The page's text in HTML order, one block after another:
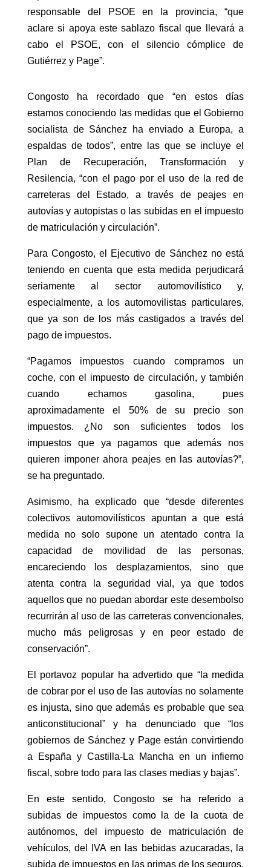
responsable del PSOE en la provincia, “que
aclare si apoya este sablazo fiscal que llevará a
cabo el PSOE, con el silencio cómplice de
Gutiérrez y Page”.
Congosto ha recordado que “en estos días
estamos conociendo las medidas que el Gobierno
socialista de Sánchez ha enviado a Europa, a
espaldas de todos”, entre las que se incluye el
Plan de Recuperación, Transformación y
Resilencia, “con el pago por el uso de la red de
carreteras del Estado, a través de peajes en
autovías y autopistas o las subidas en el impuesto
de matriculación y circulación”.
Para Congosto, el Ejecutivo de Sánchez no está
teniendo en cuenta que esta medida perjudicará
seriamente al sector automovilístico y,
especialmente, a los automovilistas particulares,
que ya son de los más castigados a través del
pago de impuestos.
“Pagamos impuestos cuando compramos un
coche, con el impuesto de circulación, y también
cuando echamos gasolina, pues
aproximadamente el 50% de su precio son
impuestos. ¿No son suficientes todos los
impuestos que ya pagamos que además nos
quieren imponer ahora peajes en las autovías?”,
se ha preguntado.
Asimismo, ha explicado que “desde diferentes
colectivos automovilísticos apuntan a que está
medida no solo supone un atentado contra la
capacidad de movilidad de las personas,
encareciendo los desplazamientos, sino que
atenta contra la seguridad vial, ya que todos
aquellos que no puedan abordar este desembolso
recurrirán al uso de las carreteras convencionales,
mucho más peligrosas y en peor estado de
conservación”.
El portavoz popular ha advertido que “la medida
de cobrar por el uso de las autovías no solamente
es injusta, sino que además es probable que sea
anticonstitucional” y ha denunciado que “los
gobiernos de Sánchez y Page están convirtiendo
a España y Castilla-La Mancha en un infierno
fiscal, sobre todo para las clases medias y bajas”.
En este sentido, Congosto se ha referido a
subidas de impuestos como la de la cuota de
autónomos, del impuesto de matriculación de
vehículos, del IVA en las bebidas azucaradas, la
subida de impuestos en las primas de los seguros,